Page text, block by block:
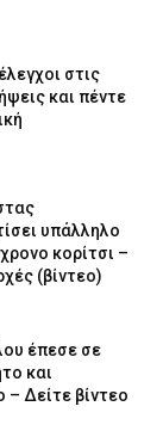
στις
και πέντε
υπάλληλο
κορίτσι –
(βίντεο)
έπεσε σε
και
– Δείτε βίντεο